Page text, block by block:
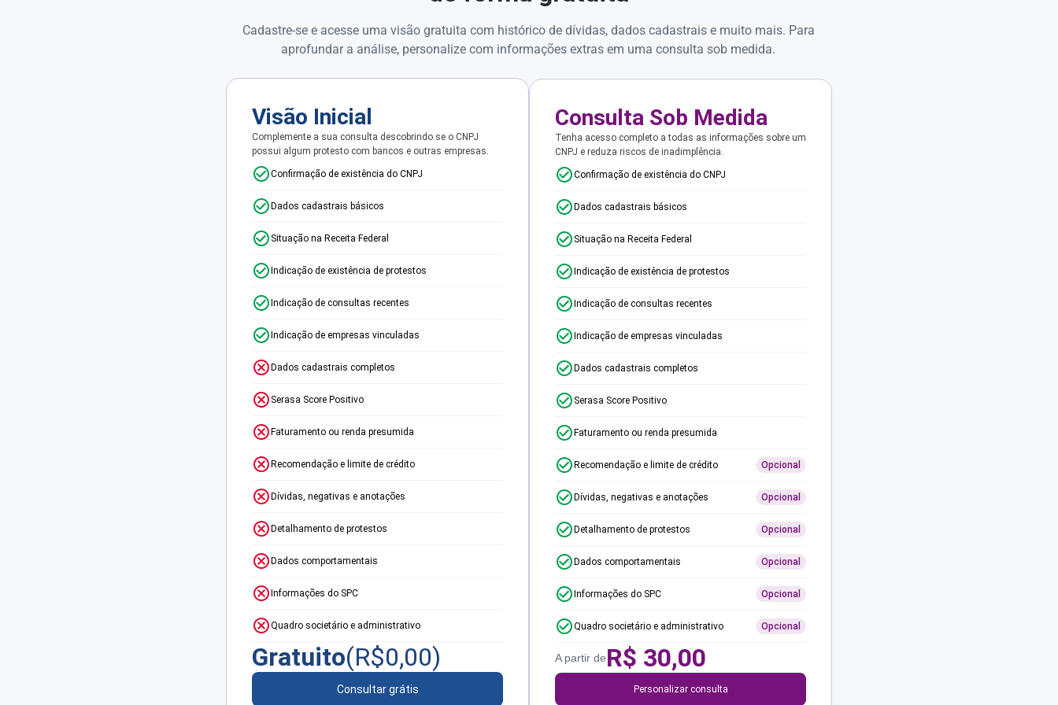
Cadastre-se e acesse uma visão gratuita com histórico de dívidas, dados cadastrais e muito mais. Para
aprofundar a análise, personalize com informações extras em uma consulta sob medida.
Visão Inicial
Complemente a sua consulta descobrindo se o CNPJ
possui algum protesto com bancos e outras empresas.
Confirmação de existência do CNPJ
Dados cadastrais básicos
Situação na Receita Federal
Indicação de existência de protestos
Indicação de consultas recentes
Indicação de empresas vinculadas
Dados cadastrais completos
Serasa Score Positivo
Faturamento ou renda presumida
Recomendação e limite de crédito
Dívidas, negativas e anotações
Detalhamento de protestos
Dados comportamentais
Informações do SPC
Quadro societário e administrativo
Gratuito(R$0,00)
Consultar grátis
Consulta Sob Medida
Tenha acesso completo a todas as informações sobre um
CNPJ e reduza riscos de inadimplência.
Confirmação de existência do CNPJ
Dados cadastrais básicos
Situação na Receita Federal
Indicação de existência de protestos
Indicação de consultas recentes
Indicação de empresas vinculadas
Dados cadastrais completos
Serasa Score Positivo
Faturamento ou renda presumida
Recomendação e limite de crédito Opcional
Dívidas, negativas e anotações Opcional
Detalhamento de protestos Opcional
Dados comportamentais Opcional
Informações do SPC Opcional
Quadro societário e administrativo Opcional
A partir deR$ 30,00
Personalizar consulta